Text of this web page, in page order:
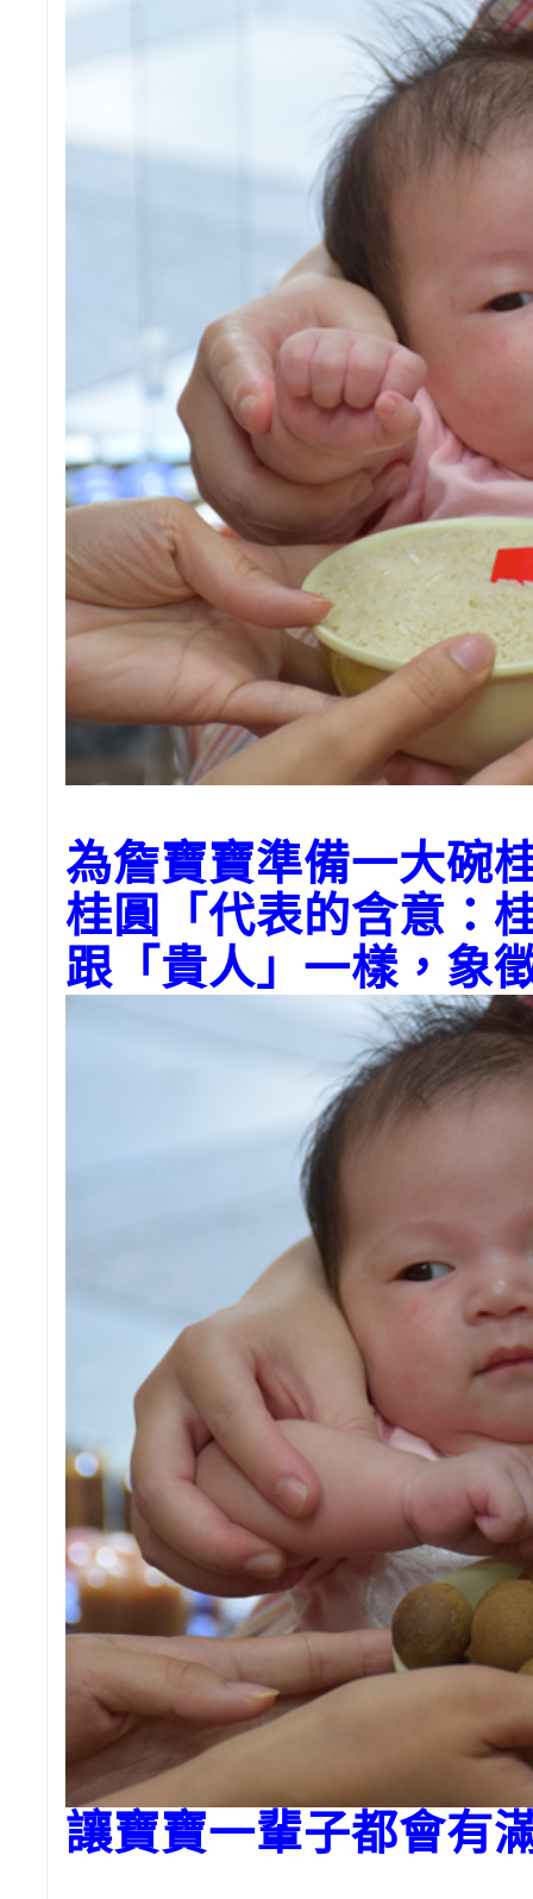
為詹寶寶準備一大碗
桂圓「代表的含意：
跟「貴人」一樣，象
讓寶寶一輩子都會有